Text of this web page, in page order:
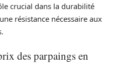
crucial dans la durabilité
résistance nécessaire aux
des parpaings en